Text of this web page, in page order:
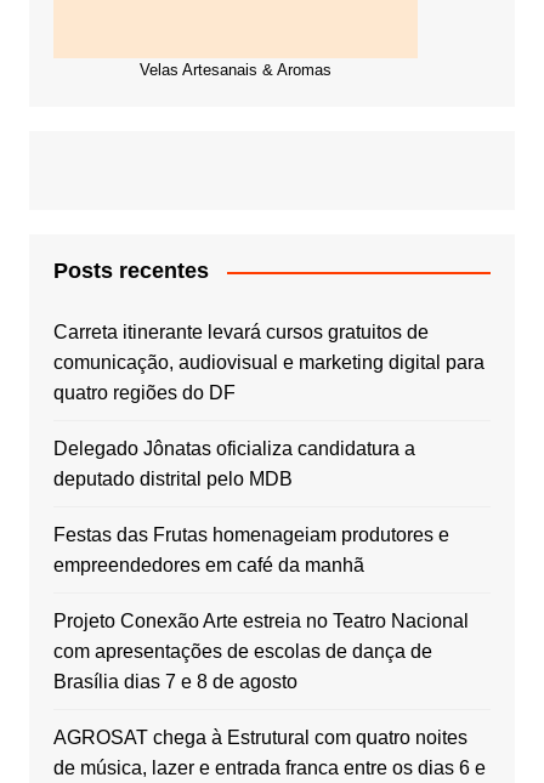
Velas Artesanais & Aromas
Posts recentes
Carreta itinerante levará cursos gratuitos de
comunicação, audiovisual e marketing digital para
quatro regiões do DF
Delegado Jônatas oficializa candidatura a
deputado distrital pelo MDB
Festas das Frutas homenageiam produtores e
empreendedores em café da manhã
Projeto Conexão Arte estreia no Teatro Nacional
com apresentações de escolas de dança de
Brasília dias 7 e 8 de agosto
AGROSAT chega à Estrutural com quatro noites
de música, lazer e entrada franca entre os dias 6 e